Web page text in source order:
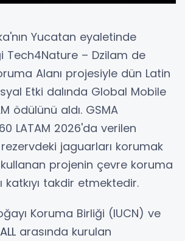
Yucatan eyaletinde
Tech4Nature – Dzilam de
Alanı projesiyle dün Latin
Etki dalında Global Mobile
ödülünü aldı. GSMA
LATAM 2026'da verilen
rezervdeki jaguarları korumak
projenin çevre koruma
katkıyı takdir etmektedir.
Koruma Birliği (IUCN) ve
arasında kurulan